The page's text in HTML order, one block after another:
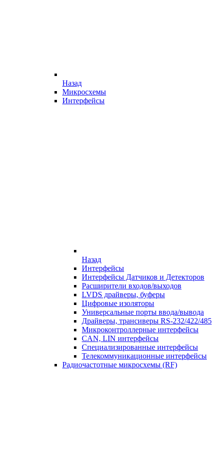
Назад
Микросхемы
Интерфейсы
Назад
Интерфейсы
Интерфейсы Датчиков и Детекторов
Расширители входов/выходов
LVDS драйверы, буферы
Цифровые изоляторы
Универсальные порты ввода/вывода
Драйверы, трансиверы RS-232/422/485
Микроконтроллерные интерфейсы
CAN, LIN интерфейсы
Специализированные интерфейсы
Телекоммуникационные интерфейсы
Радиочастотные микросхемы (RF)